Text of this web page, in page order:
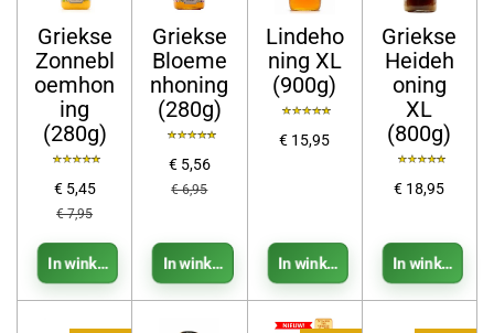
Griekse
Zonnebl
oemhon
ing
(280g)
€ 5,45
€ 7,95
In winkelwagen
Griekse
Bloeme
nhoning
(280g)
€ 5,56
€ 6,95
In winkelwagen
Lindeho
ning XL
(900g)
€ 15,95
In winkelwagen
Griekse
Heideh
oning
XL
(800g)
€ 18,95
In